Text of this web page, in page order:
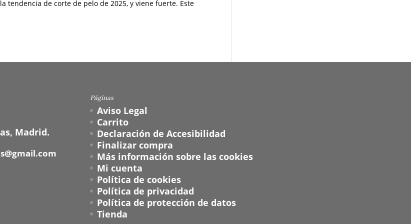
tendencia de corte de pelo de 2025, y viene fuerte. Este
Madrid.
Páginas
Aviso Legal
Carrito
Declaración de Accesibilidad
Finalizar compra
Más información sobre las cookies
Mi cuenta
Política de cookies
Política de privacidad
Política de protección de datos
Tienda